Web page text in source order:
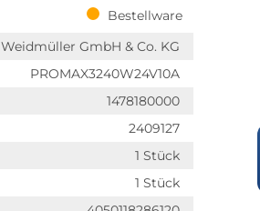
Bestellware
Weidmüller GmbH & Co. KG
PROMAX3240W24V10A
1478180000
2409127
1 Stück
1 Stück